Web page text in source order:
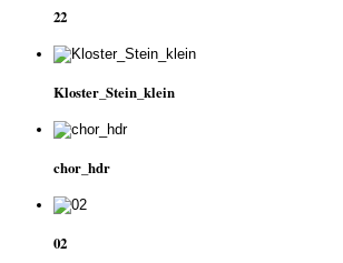
22
Kloster_Stein_klein
chor_hdr
02